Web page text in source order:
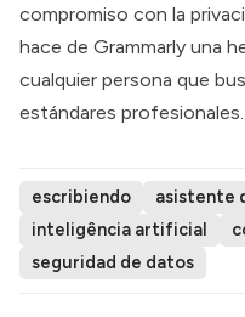
compromiso con la
hace de Grammarly una
cualquier persona que
estándares profesionales.
escribiendo
asistente
inteligência artificial
seguridad de datos